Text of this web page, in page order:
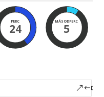
PERC
24
MÁSODPERC
4